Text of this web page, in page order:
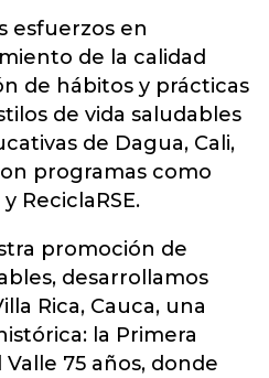
esfuerzos en
de la calidad
de hábitos y prácticas
de vida saludables
de Dagua, Cali,
programas como
ReciclaRSE.
promoción de
desarrollamos
Rica, Cauca, una
la Primera
75 años, donde